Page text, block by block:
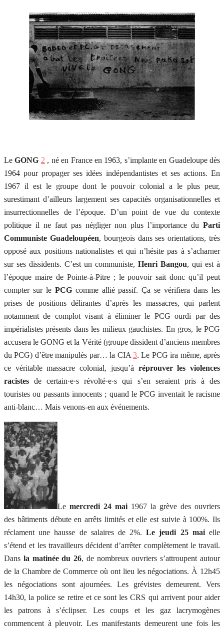
LeGONG 2 , né en France en 1963, s’implante en Guadeloupe dès
1964 pour propager ses idées indépendantistes et ses actions. En
1967 il est le groupe dont le pouvoir colonial a le plus peur,
surestimant d’ailleurs largement ses capacités organisationnelles et
insurrectionnelles de l’époque. D’un point de vue du contexte
politique il ne faut pas négliger non plus l’importance du Parti
Communiste Guadeloupéen, bourgeois dans ses orientations, très
opposé aux positions nationalistes et qui n’hésite pas à s’acharner
sur ses dissidents. C’est un communiste, Henri Bangou, qui est à
l’époque maire de Pointe-à-Pitre ; le pouvoir sait donc qu’il peut
compter sur le PCGcomme allié passif. Ça se vérifiera dans les
prises de positions délirantes d’après les massacres, qui parlent
notamment de complot visant à éliminer le PCG ourdi par des
impérialistes présents dans les milieux gauchistes. En gros, le PCG
accusera le GONG et la Vérité (groupe dissident d’anciens membres
du PCG) d’être manipulés par… la CIA 3. Le PCG ira même, après
ce véritable massacre colonial, jusqu’à réprouver les violences
racistes de certain·e·s révolté·e·s qui s’en seraient pris à des
touristes ou passants innocents ; quand le PCG inventait le racisme
anti-blanc… Mais venons-en aux événements.
Le mercredi 24 mai 1967 la grève des ouvriers
des bâtiments débute en arrêts limités et elle est suivie à 100%. Ils
réclament une hausse de salaires de 2%.Le jeudi 25 maielle
s’étend et les travailleurs décident d’arrêter complètement le travail.
Dans la matinée du 26, de nombreux ouvriers s’attroupent autour
de la Chambre de Commerce où ont lieu les négociations. À 12h45
les négociations sont ajournées. Les grévistes demeurent. Vers
14h30, la police se retire et ce sont les CRS qui arrivent pour aider
les patrons à s’éclipser. Les coups et les gaz lacrymogènes
commencent à pleuvoir. Les manifestants demeurent une fois les